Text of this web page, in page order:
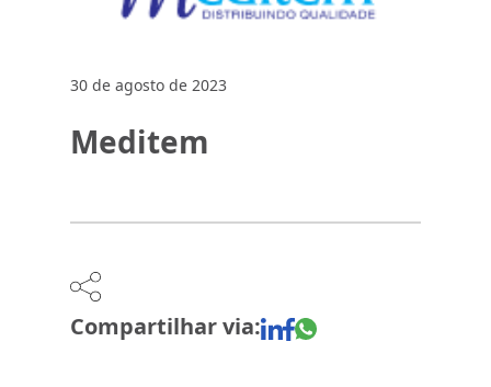
30 de agosto de 2023
Meditem
Compartilhar via: